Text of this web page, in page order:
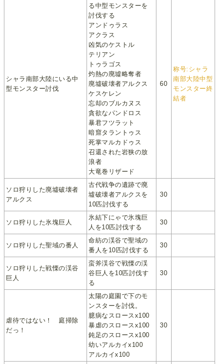
シャラ南部大陸にいる中
型モンスター討伐
る中型モンスターを
討伐する
アンドゥラス
アクラス
凶気のケストル
テリアン
トゥラゴス
灼熱の廃墟略奪者
廃墟破壊者アルクス
ケスケレン
忘却のブルカヌス
貪欲なパンドロス
暴君フツラット
暗窟タラントゥス
死掌マルカドゥス
召還された岩狭の放
浪者
大竜巻リザード
60
称号:シャラ
南部大陸中型
モンスター終
結者
ソロ狩りした廃墟破壊者
アルクス
古代戦争の遺跡で廃
墟破壊者アルクスを
10匹討伐する
30
ソロ狩りした氷塊巨人
氷結下にゃで氷塊巨
人を10匹討伐する
30
ソロ狩りした聖域の番人
命紡の渓谷で聖域の
番人を10匹討伐する
30
ソロ狩りした戦慄の渓谷
巨人
蛮斧渓谷で戦慄の渓
谷巨人を10匹討伐す
る
30
虐待ではない！ 庭掃除
だっ！
太陽の庭園で下のモ
ンスターを討伐。
臆病なスロースx100
暴虐のスロースx100
鈍足のスロースx100
幼いアルカイx100
アルカイx100
30